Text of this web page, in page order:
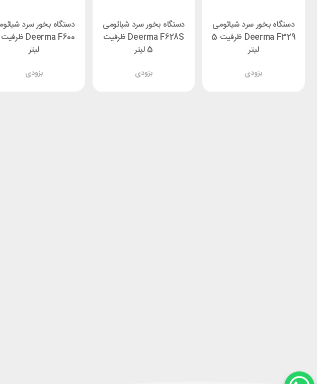
دستگاه بخور سرد شیائومی
Deerma F329 ظرفیت 5
لیتر
بزودی
دستگاه بخور سرد شیائومی
Deerma F628S ظرفیت
5 لیتر
بزودی
دستگاه بخور سرد
لیتر
بزودی